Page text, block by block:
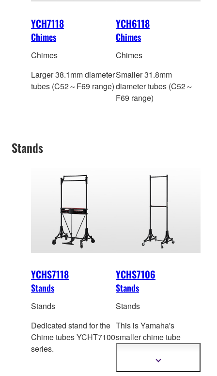
YCH7118
Chimes
Chimes
Larger 38.1mm diameter
tubes (C52～F69 range)
YCH6118
Chimes
Chimes
Smaller 31.8mm
diameter tubes (C52～
F69 range)
Stands
YCHS7118
Stands
Stands
Dedicated stand for the
Chime tubes YCHT7100
series.
YCHS7106
Stands
Stands
This is Yamaha's
smaller chime tube
to hang less than 6
tubes from YCHT7100
Show